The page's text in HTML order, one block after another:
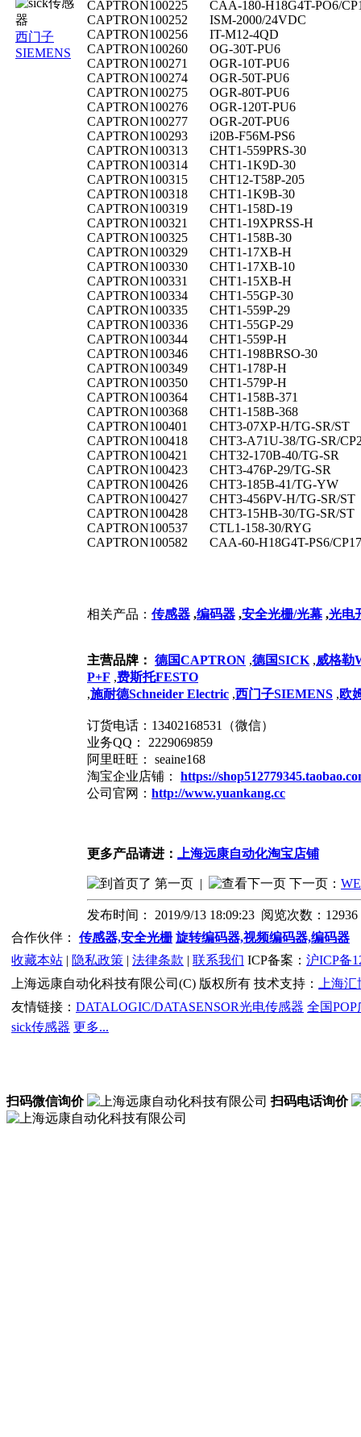
西门子
SIEMENS
CAPTRON100225
CAA-180-H18G4T-PO6/
CAPTRON100252
ISM-2000/24VDC
CAPTRON100256
IT-M12-4QD
CAPTRON100260
OG-30T-PU6
CAPTRON100271
OGR-10T-PU6
CAPTRON100274
OGR-50T-PU6
CAPTRON100275
OGR-80T-PU6
CAPTRON100276
OGR-120T-PU6
CAPTRON100277
OGR-20T-PU6
CAPTRON100293
i20B-F56M-PS6
CAPTRON100313
CHT1-559PRS-30
CAPTRON100314
CHT1-1K9D-30
CAPTRON100315
CHT12-T58P-205
CAPTRON100318
CHT1-1K9B-30
CAPTRON100319
CHT1-158D-19
CAPTRON100321
CHT1-19XPRSS-H
CAPTRON100325
CHT1-158B-30
CAPTRON100329
CHT1-17XB-H
CAPTRON100330
CHT1-17XB-10
CAPTRON100331
CHT1-15XB-H
CAPTRON100334
CHT1-55GP-30
CAPTRON100335
CHT1-559P-29
CAPTRON100336
CHT1-55GP-29
CAPTRON100344
CHT1-559P-H
CAPTRON100346
CHT1-198BRSO-30
CAPTRON100349
CHT1-178P-H
CAPTRON100350
CHT1-579P-H
CAPTRON100364
CHT1-158B-371
CAPTRON100368
CHT1-158B-368
CAPTRON100401
CHT3-07XP-H/TG-SR/ST
CAPTRON100418
CHT3-A71U-38/TG-SR/
CAPTRON100421
CHT32-170B-40/TG-SR
CAPTRON100423
CHT3-476P-29/TG-SR
CAPTRON100426
CHT3-185B-41/TG-YW
CAPTRON100427
CHT3-456PV-H/TG-SR/ST
CAPTRON100428
CHT3-15HB-30/TG-SR/ST
CAPTRON100537
CTL1-158-30/RYG
CAPTRON100582 CAA-60-H18G4T-PS6/
相关产品： 传感器 ,编码器 ,安全光栅/光幕 ,光电
主营品牌： 德国CAPTRON ,德国SICK ,威格勒
P+F ,费斯托FESTO
,施耐德Schneider Electric ,西门子SIEMENS ,欧
订货电话：13402168531（微信）
业务QQ： 2229069859
阿里旺旺： seaine168
淘宝企业店铺： https://
公司官网： http://www.yuankang.cc
更多产品请进： 上海远康自动化淘宝店铺
第一页 | 下一页：
发布时间： 2019/9/13 18:09:23 阅览次数：
合作伙伴：
传感器,安全光栅 旋转编码器,视频编码器,编码器
收藏本站 | 隐私政策 | 法律条款 | 联系我们 ICP备案： 沪ICP备
上海远康自动化科技有限公司(C) 版权所有 技术支持：
上海
友情链接： DATALOGIC/DATASENSOR光电传感器 全国
sick传感器 更多...
扫码微信询价 扫码电话询价